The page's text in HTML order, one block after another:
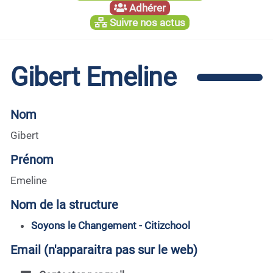
Adhérer
Suivre nos actus
Gibert Emeline
Nom
Gibert
Prénom
Emeline
Nom de la structure
Soyons le Changement - Citizchool
Email (n'apparaitra pas sur le web)